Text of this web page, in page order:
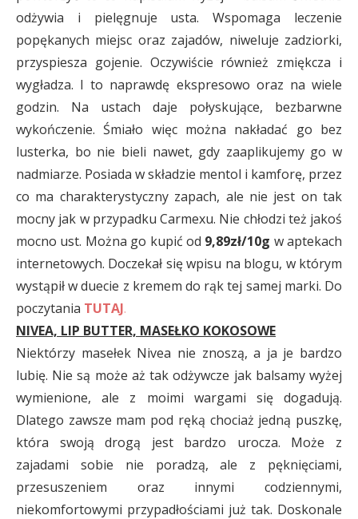
odżywia i pielęgnuje usta. Wspomaga leczenie
popękanych miejsc oraz zajadów, niweluje zadziorki,
przyspiesza gojenie. Oczywiście również zmiękcza i
wygładza. I to naprawdę ekspresowo oraz na wiele
godzin. Na ustach daje połyskujące, bezbarwne
wykończenie. Śmiało więc można nakładać go bez
lusterka, bo nie bieli nawet, gdy zaaplikujemy go w
nadmiarze. Posiada w składzie mentol i kamforę, przez
co ma charakterystyczny zapach, ale nie jest on tak
mocny jak w przypadku Carmexu. Nie chłodzi też jakoś
mocno ust. Można go kupić od 9,89zł/10g w aptekach
internetowych. Doczekał się wpisu na blogu, w którym
wystąpił w duecie z kremem do rąk tej samej marki. Do
poczytania TUTAJ.
NIVEA, LIP BUTTER, MASEŁKO KOKOSOWE
Niektórzy masełek Nivea nie znoszą, a ja je bardzo
lubię. Nie są może aż tak odżywcze jak balsamy wyżej
wymienione, ale z moimi wargami się dogadują.
Dlatego zawsze mam pod ręką chociaż jedną puszkę,
która swoją drogą jest bardzo urocza. Może z
zajadami sobie nie poradzą, ale z pęknięciami,
przesuszeniem oraz innymi codziennymi,
niekomfortowymi przypadłościami już tak. Doskonale